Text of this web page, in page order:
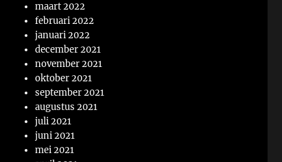
maart 2022
februari 2022
januari 2022
december 2021
november 2021
oktober 2021
september 2021
augustus 2021
juli 2021
juni 2021
mei 2021